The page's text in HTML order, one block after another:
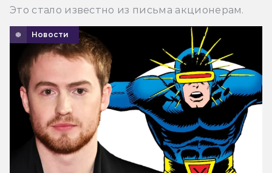
Это стало известно из письма акционерам.
Новости